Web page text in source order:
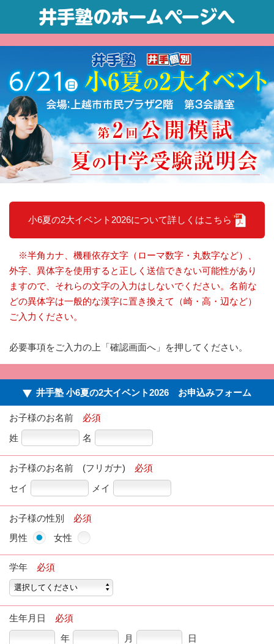
小6夏の2大イベント2026について詳しくはこちら
※半角カナ、機種依存文字（ローマ数字・丸数字など）、
外字、異体字を使用すると正しく送信できない可能性があり
ますので、それらの文字の入力はしないでください。名前な
どの異体字は一般的な漢字に置き換えて（崎・高・辺など）
ご入力ください。
必要事項をご入力の上「確認画面へ」を押してください。
井手塾 小6夏の2大イベント2026 お申込みフォーム
お子様のお名前
必須
姓
名
お子様のお名前 (フリガナ)
必須
セイ
メイ
お子様の性別
必須
男性
女性
学年 必須
生年月日
必須
年
月 日